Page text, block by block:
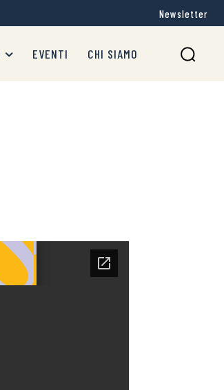
Newsletter
EVENTI CHI SIAMO